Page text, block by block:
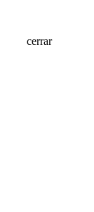
cerrar